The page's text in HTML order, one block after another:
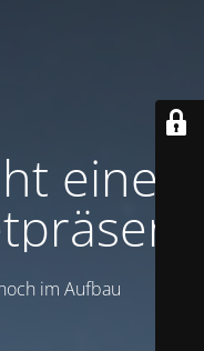
eine
im Aufbau